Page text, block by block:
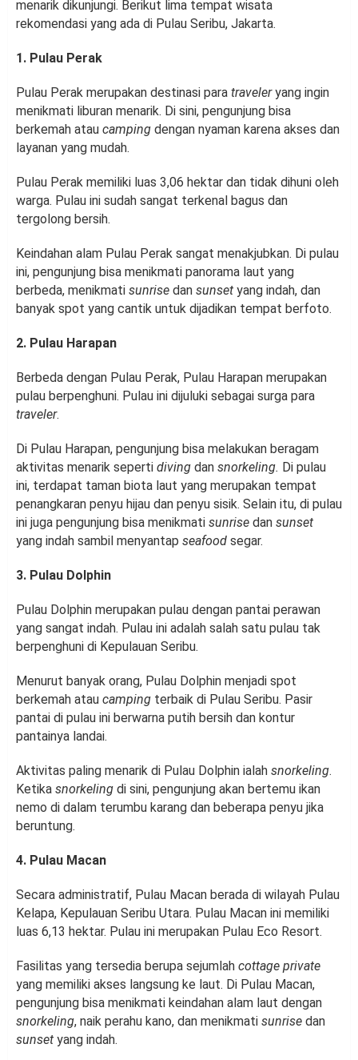
menarik dikunjungi. Berikut lima tempat wisata
rekomendasi yang ada di Pulau Seribu, Jakarta.
1. Pulau Perak
Pulau Perak merupakan destinasi para traveleryang ingin
menikmati liburan menarik. Di sini, pengunjung bisa
berkemah atau camping dengan nyaman karena akses dan
layanan yang mudah.
Pulau Perak memiliki luas 3,06 hektar dan tidak dihuni oleh
warga. Pulau ini sudah sangat terkenal bagus dan
tergolong bersih.
Keindahan alam Pulau Perak sangat menakjubkan. Di pulau
ini, pengunjung bisa menikmati panorama laut yang
berbeda, menikmati sunrise dan sunset yang indah, dan
banyak spot yang cantik untuk dijadikan tempat berfoto.
2. Pulau Harapan
Berbeda dengan Pulau Perak, Pulau Harapan merupakan
pulau berpenghuni. Pulau ini dijuluki sebagai surga para
traveler.
Di Pulau Harapan, pengunjung bisa melakukan beragam
aktivitas menarik seperti diving dan snorkeling. Di pulau
ini, terdapat taman biota laut yang merupakan tempat
penangkaran penyu hijau dan penyu sisik. Selain itu, di pulau
ini juga pengunjung bisa menikmati sunrise dan sunset
yang indah sambil menyantap seafood segar.
3. Pulau Dolphin
Pulau Dolphin merupakan pulau dengan pantai perawan
yang sangat indah. Pulau ini adalah salah satu pulau tak
berpenghuni di Kepulauan Seribu.
Menurut banyak orang, Pulau Dolphin menjadi spot
berkemah atau camping terbaik di Pulau Seribu. Pasir
pantai di pulau ini berwarna putih bersih dan kontur
pantainya landai.
Aktivitas paling menarik di Pulau Dolphin ialah snorkeling.
Ketika snorkeling di sini, pengunjung akan bertemu ikan
nemo di dalam terumbu karang dan beberapa penyu jika
beruntung.
4. Pulau Macan
Secara administratif, Pulau Macan berada di wilayah Pulau
Kelapa, Kepulauan Seribu Utara. Pulau Macan ini memiliki
luas 6,13 hektar. Pulau ini merupakan Pulau Eco Resort.
Fasilitas yang tersedia berupa sejumlah cottage private
yang memiliki akses langsung ke laut. Di Pulau Macan,
pengunjung bisa menikmati keindahan alam laut dengan
snorkeling, naik perahu kano, dan menikmati sunrise dan
sunset yang indah.